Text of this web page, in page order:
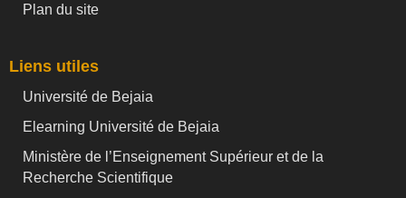
Plan du site
Liens utiles
Université de Bejaia
Elearning Université de Bejaia
Ministère de l’Enseignement Supérieur et de la
Recherche Scientifique